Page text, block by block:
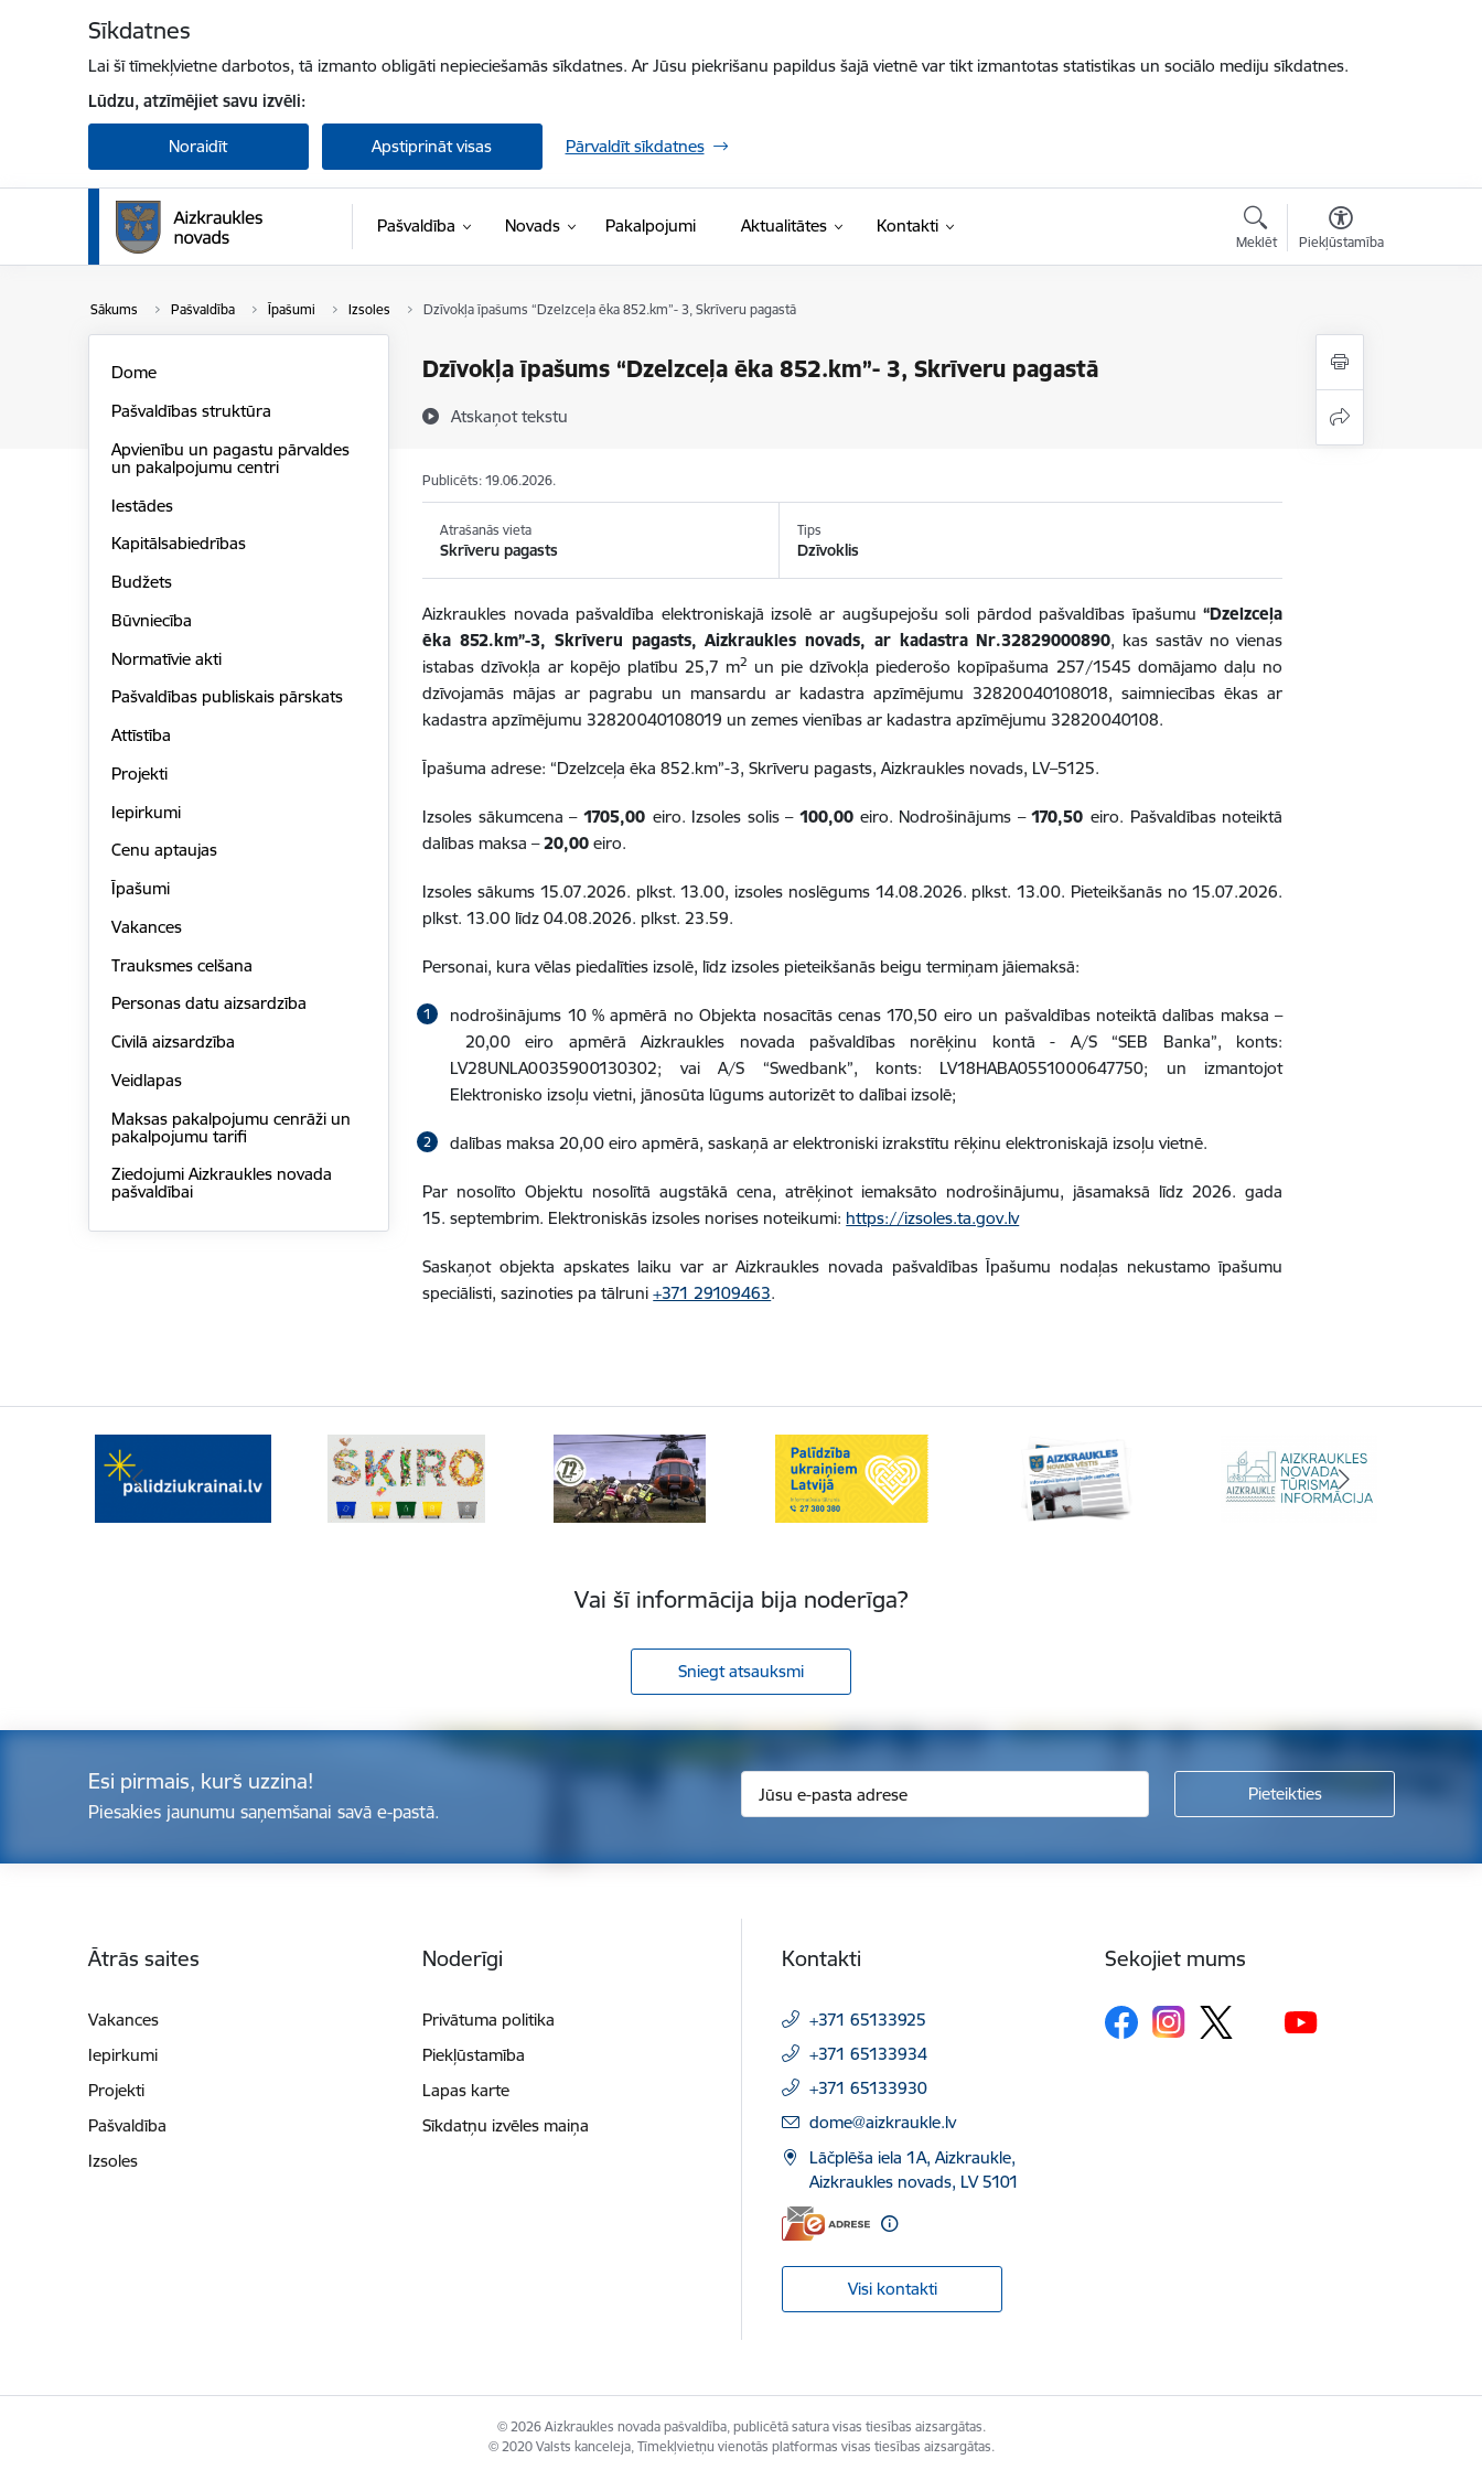
Sīkdatnes
Lai šī tīmekļvietne darbotos, tā izmanto obligāti nepieciešamās sīkdatnes. Ar Jūsu piekrišanu papildus šajā vietnē var tikt izmantotas statistikas un sociālo mediju sīkdatnes.
Lūdzu, atzīmējiet savu izvēli:
Noraidīt Apstiprināt visas Pārvaldīt sīkdatnes
Pašvaldība Novads Pakalpojumi Aktualitātes Kontakti
Meklēt Piekļūstamība
Sākums Pašvaldība Īpašumi Izsoles Dzīvokļa īpašums “Dzelzceļa ēka 852.km”- 3, Skrīveru pagastā
Dzīvokļa īpašums “Dzelzceļa ēka 852.km”- 3, Skrīveru pagastā
Atskaņot tekstu
Dome
Pašvaldības struktūra
Apvienību un pagastu pārvaldes
un pakalpojumu centri
Iestādes
Kapitālsabiedrības
Budžets
Būvniecība
Normatīvie akti
Pašvaldības publiskais pārskats
Attīstība
Projekti
Iepirkumi
Cenu aptaujas
Īpašumi
Vakances
Trauksmes celšana
Personas datu aizsardzība
Civilā aizsardzība
Veidlapas
Maksas pakalpojumu cenrāži un
pakalpojumu tarifi
Ziedojumi Aizkraukles novada
pašvaldībai
Publicēts: 19.06.2026.
Atrašanās vieta
Skrīveru pagasts
Tips
Dzīvoklis
Aizkraukles novada pašvaldība elektroniskajā izsolē ar augšupejošu soli pārdod pašvaldības īpašumu“Dzelzceļa
ēka 852.km”-3, Skrīveru pagasts, Aizkraukles novads, ar kadastra Nr.32829000890, kas sastāv no vienas
istabas dzīvokļa ar kopējo platību 25,7 m2 un pie dzīvokļa piederošo kopīpašuma 257/1545 domājamo daļu no
dzīvojamās mājas ar pagrabu un mansardu ar kadastra apzīmējumu 32820040108018, saimniecības ēkas ar
kadastra apzīmējumu 32820040108019 un zemes vienības ar kadastra apzīmējumu 32820040108.
Īpašuma adrese: “Dzelzceļa ēka 852.km”-3, Skrīveru pagasts, Aizkraukles novads, LV–5125.
Izsoles sākumcena –1705,00 eiro. Izsoles solis –100,00 eiro. Nodrošinājums –170,50eiro. Pašvaldības noteiktā
dalības maksa –20,00 eiro.
Izsoles sākums 15.07.2026. plkst. 13.00, izsoles noslēgums 14.08.2026. plkst. 13.00. Pieteikšanās no 15.07.2026.
plkst. 13.00 līdz 04.08.2026. plkst. 23.59.
Personai, kura vēlas piedalīties izsolē, līdz izsoles pieteikšanās beigu termiņam jāiemaksā:
nodrošinājums 10 % apmērā no Objekta nosacītās cenas 170,50 eiro un pašvaldības noteiktā dalības maksa –
20,00 eiro apmērā Aizkraukles novada pašvaldības norēķinu kontā - A/S “SEB Banka”, konts:
LV28UNLA0035900130302; vai A/S “Swedbank”, konts: LV18HABA0551000647750; un izmantojot
Elektronisko izsoļu vietni, jānosūta lūgums autorizēt to dalībai izsolē;
dalības maksa 20,00 eiro apmērā, saskaņā ar elektroniski izrakstītu rēķinu elektroniskajā izsoļu vietnē.
Par nosolīto Objektu nosolītā augstākā cena, atrēķinot iemaksāto nodrošinājumu, jāsamaksā līdz 2026. gada
15. septembrim. Elektroniskās izsoles norises noteikumi: https://izsoles.ta.gov.lv
Saskaņot objekta apskates laiku var ar Aizkraukles novada pašvaldības Īpašumu nodaļas nekustamo īpašumu
speciālisti, sazinoties pa tālruni+371 29109463.
Vai šī informācija bija noderīga?
Sniegt atsauksmi
Esi pirmais, kurš uzzina!
Piesakies jaunumu saņemšanai savā e-pastā.
Ātrās saites
Vakances
Iepirkumi
Projekti
Pašvaldība
Izsoles
Noderīgi
Privātuma politika
Piekļūstamība
Lapas karte
Sīkdatņu izvēles maiņa
Kontakti
+371 65133925
+371 65133934
+371 65133930
E-pasts:
dome@aizkraukle.lv
Lāčplēša iela 1A, Aizkraukle,
Aizkraukles novads, LV 5101
Visi kontakti
Sekojiet mums
© 2026 Aizkraukles novada pašvaldība, publicētā satura visas tiesības aizsargātas.
© 2020 Valsts kanceleja, Tīmekļvietņu vienotās platformas visas tiesības aizsargātas.